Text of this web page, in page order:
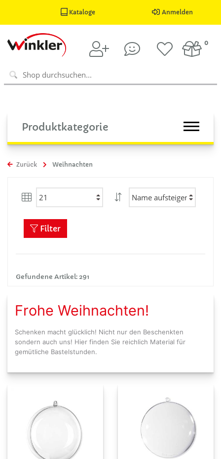
Kataloge Anmelden
0
Produktkategorie
Zurück Weihnachten
Gefundene Artikel: 291
Filter
Frohe Weihnachten!
Schenken macht glücklich! Nicht nur den Beschenkten
sondern auch uns! Hier finden Sie reichlich Material für
gemütliche Bastelstunden.